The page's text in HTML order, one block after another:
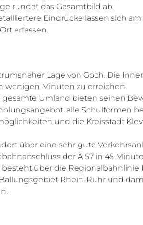
rundet das Gesamtbild ab.
Eindrücke lassen sich
erfassen.
Lage von Goch. Die
wenigen Minuten zu erreichen.
gesamte Umland bieten seinen
alle Schulformen
und die Kreisstadt
über eine sehr gute
der A 57 in 45
über die Regionalbahnlinie
Rhein-Ruhr und